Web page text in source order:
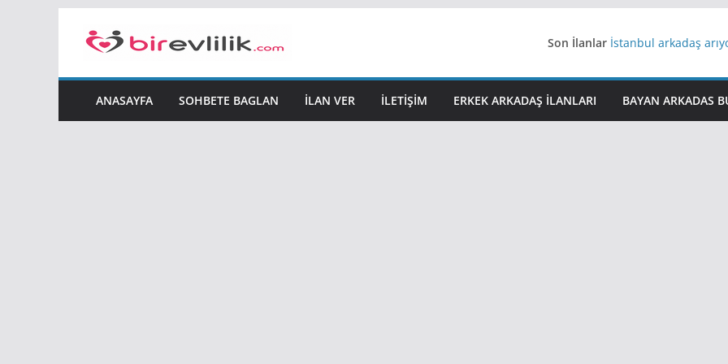
Son İlanlar İstanbul arkadaş
Yeni Bir Aşk Lazım
iş arayanlara iş
ANASAYFA SOHBETE BAGLAN İLAN VER İLETIŞIM ERKEK ARKADAŞ ILANLARI BAYAN ARKADAS